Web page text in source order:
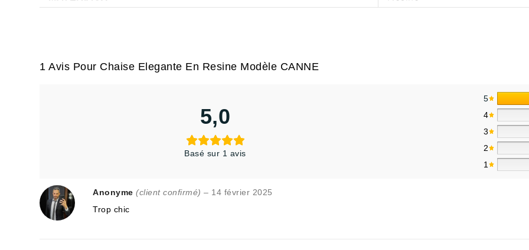
1 Avis Pour Chaise Elegante En Resine Modèle CANNE
5,0
Basé sur 1 avis
5
4
3
2
1
Anonyme(client confirmé) – 14 février 2025
Trop chic